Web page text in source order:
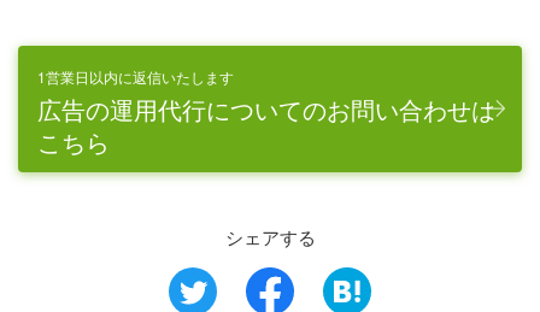
1営業日以内に返信いたします
広告の運用代行についてのお問い合わせは
こちら
シェアする